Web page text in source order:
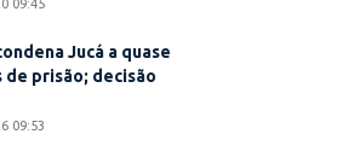
09:45
Jucá a quase
de prisão; decisão
09:53